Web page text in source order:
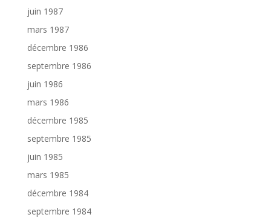
juin 1987
mars 1987
décembre 1986
septembre 1986
juin 1986
mars 1986
décembre 1985
septembre 1985
juin 1985
mars 1985
décembre 1984
septembre 1984